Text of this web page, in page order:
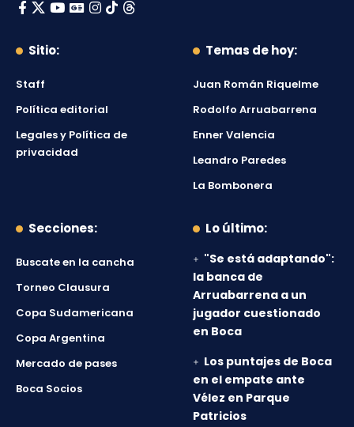
Sitio:
Staff
Política editorial
Legales y Política de
privacidad
Temas de hoy:
Juan Román Riquelme
Rodolfo Arruabarrena
Enner Valencia
Leandro Paredes
La Bombonera
Secciones:
Buscate en la cancha
Torneo Clausura
Copa Sudamericana
Copa Argentina
Mercado de pases
Boca Socios
Lo último:
"Se está adaptando":
la banca de
Arruabarrena a un
jugador cuestionado
en Boca
Los puntajes de Boca
en el empate ante
Vélez en Parque
Patricios